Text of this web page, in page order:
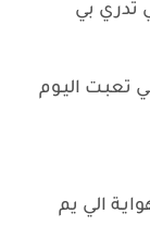
تدري بي
اليـوم
الي يم